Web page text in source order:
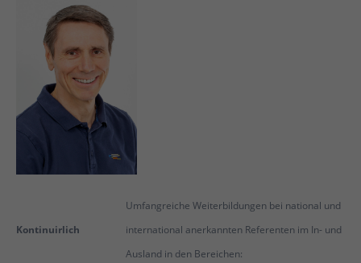
Kontinuirlich
Umfangreiche Weiterbildungen bei national und
international anerkannten Referenten im In- und
Ausland in den Bereichen: